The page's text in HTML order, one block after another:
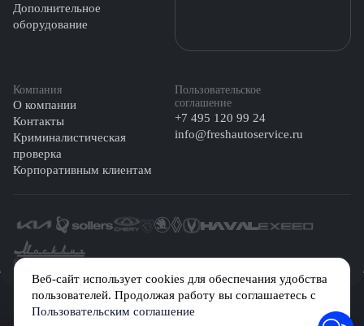
Веб-сайт использует cookies для обеспечания удобства
пользователей. Продолжая работу вы соглашаетесь с
Пользовательским соглашение
Дополнительное
оборудование
Компания
О компании
Контакты
Криминалистическая
проверка
Корпоративным клиентам
Пользовательское
соглашение
+7 495 120 99 24
info@freshautoservice.ru
©️ 2026 Fresh Auto
Сетевое издание «Первый автомобильный маркетплейс» зарегистрировано
Решением Федеральной службы по надзору в сфере связи, информационных